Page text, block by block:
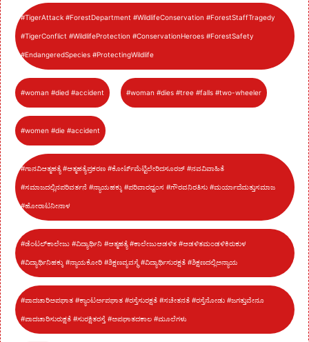
#TigerAttack #ForestDepartment #WildlifeConservation #ForestStaffTragedy
#TigerConflict #WildlifeProtection #ConservationHeroes #ForestSafety
#EndangeredSpecies #ProtectingWildlife
#woman #died #accident #woman #dies #tree #falls #two-wheeler
#women #die #accident
#ಗಾನವಿಆತ್ಮಹತ್ಯೆ #ಆತ್ಮಹತ್ಯೆಪ್ರಕರಣ #ಕೋರ್ಟ್‌ಮೆಟ್ಟಿಲೇರಿದಸೂರಜ್ #ನವವಿವಾಹಿತೆ
#ಸಮಾಜದಲ್ಲಿನಪರಿವರ್ತನೆ #ನ್ಯಾಯಹಕ್ಕು #ಪರಿವಾರಧ್ವಂಸ #ಗೌರವನಿರತಿಸು #ಮರ್ಯಾದೆಮತ್ತುಸಮಾಜ
#ಹೋರಾಟನೀನಾಳ
#ಡೆಂಟಲ್‌ಕಾಲೇಜು #ವಿದ್ಯಾರ್ಥಿನಿ #ಆತ್ಮಹತ್ಯೆ #ಕಾಲೇಜುಆಡಳಿತ #ಆಡಳಿತಮಂಡಳಿಕಿರುಕುಳ
#ವಿದ್ಯಾರ್ಥಿನಿಹಕ್ಕು #ನ್ಯಾಯಕೋರಿ #ಶಿಕ್ಷಣವ್ಯವಸ್ಥೆ #ವಿದ್ಯಾರ್ಥಿಸುರಕ್ಷತೆ #ಶಿಕ್ಷಣದಲ್ಲಿಅನ್ಯಾಯ
#ಪಾದಚಾರಿಅಪಘಾತ #ಕ್ಯಾಂಟರ್ಅಪಘಾತ #ರಸ್ತೆಸುರಕ್ಷತೆ #ಸಚೇತನತೆ #ರಸ್ತೆನೋಡು #ಜಗತ್ತುವೇನೂ
#ಪಾದಚಾರಿಸುರುಕ್ಷತೆ #ಸುರಕ್ಷಿತರಸ್ತೆ #ಅಪಘಾತದಕಾಲ #ಮೂಲೆಗಳು